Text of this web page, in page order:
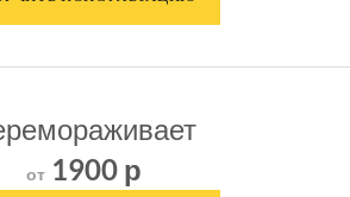
от1900 р